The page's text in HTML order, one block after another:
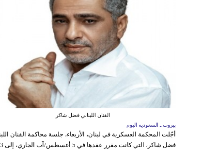
الفنان اللبناني فضل شاكر
بيروت ـ السعودية اليوم
أجّلت المحكمة العسكرية في لبنان، الأربعاء، جلسة محاكمة الفنان
فضل شاكر، التي